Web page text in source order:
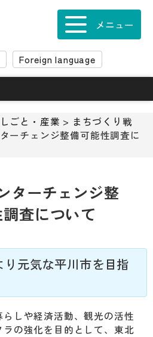
Foreign language
メニュー
しごと・産業 > まちづくり戦
ーチェンジ整備可能性調査に
ターチェンジ整
査について
元気な平川市を目指
しや経済活動、観光の活性
の強化を目的として、東北